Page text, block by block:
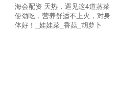
海会配资 天热，遇见这4道蒸菜
使劲吃，营养舒适不上火，对身
体好！_娃娃菜_香菇_胡萝卜